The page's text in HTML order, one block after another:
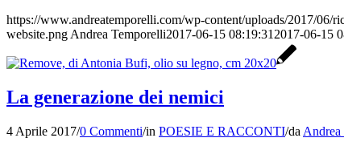
https://www.andreatemporelli.com/wp-content/uploads/2017/06/
website.png Andrea Temporelli2017-06-15 08:19:31 2017-06-15
La generazione dei nemici
4 Aprile 2017/0 Commenti/in POESIE E RACCONTI/da Andrea